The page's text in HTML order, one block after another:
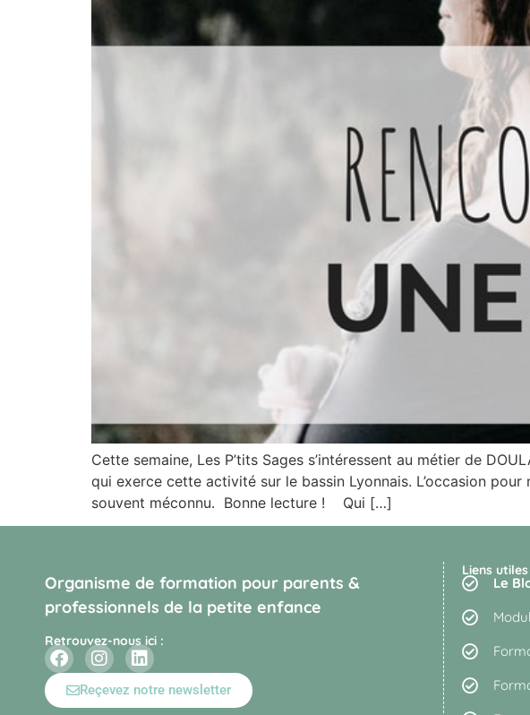
Cette semaine, Les P’tits Sages s’intéressent au métier de
qui exerce cette activité sur le bassin Lyonnais. L’occasion
souvent méconnu. Bonne lecture ! Qui […]
Organisme de formation pour parents &
professionnels de la petite enfance
Retrouvez-nous ici :
Reçevez notre newsletter
Liens utiles
Le